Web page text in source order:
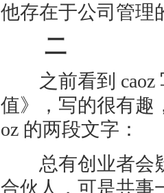
他存在于公司管理
二
之前看到 caoz
值》，写的很有趣
oz 的两段文字：
总有创业者会疑
合伙人，可是共事